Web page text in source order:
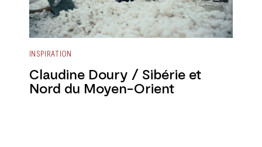
INSPIRATION
Claudine Doury / Sibérie et
Nord du Moyen-Orient